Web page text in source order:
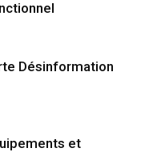
Désinformation
et